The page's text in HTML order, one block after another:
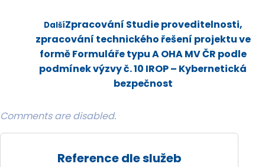
DalšíZpracování Studie proveditelnosti,
zpracování technického řešení projektu ve
formě Formuláře typu A OHA MV ČR podle
podmínek výzvy č. 10 IROP – Kybernetická
bezpečnost
Comments are disabled.
Reference dle služeb